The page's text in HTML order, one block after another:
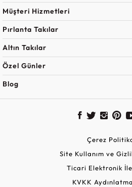
Müşteri Hizmetleri
Pırlanta Takılar
Altın Takılar
Özel Günler
Blog
Çerez
Site Kullanım ve
Ticari Elektronik
KVKK